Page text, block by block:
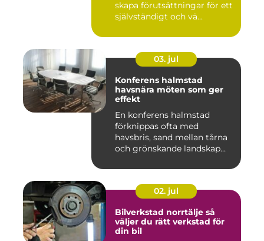
skapa förutsättningar för ett
självständigt och vä...
03. jul
Konferens halmstad
havsnära möten som ger
effekt
En konferens halmstad
förknippas ofta med
havsbris, sand mellan tårna
och grönskande landskap
02. jul
Bilverkstad norrtälje så
väljer du rätt verkstad för
din bil